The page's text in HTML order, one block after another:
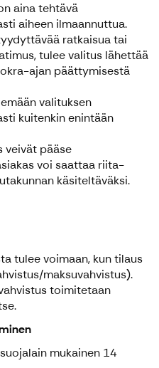
aina tehtävä
aiheen ilmaannuttua.
ratkaisua tai
tulee valitus lähettää
ajan päättymisestä
valituksen
kuitenkin enintään
veivät pääse
voi saattaa riita-
käsiteltäväksi.
tulee voimaan, kun tilaus
maksuvahvistus).
toimitetaan
mukainen 14